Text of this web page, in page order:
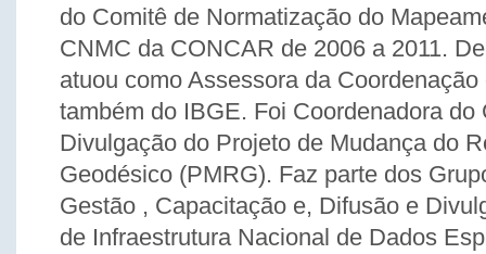
do Comitê de Normatização do
CNMC da CONCAR de 2006 a 2011.
atuou como Assessora da
também do IBGE. Foi Coordenadora do
Divulgação do Projeto de Mudança do
Geodésico (PMRG). Faz parte dos
Gestão , Capacitação e, Difusão e
de Infraestrutura Nacional de Dados